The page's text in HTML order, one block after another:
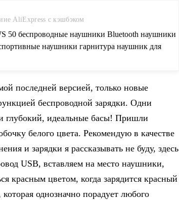
AliExpress с кэшбэком
50 беспроводные наушники Bluetooth наушники
наушники гарнитура наушник для
последней версией, только новые
беспроводной зарядки. Одни
идеальные басы! Пришли
белого цвета. Рекомендую в качестве
и зарядки я рассказывать не буду, здесь
USB, вставляем на место наушники,
красным цветом, когда зарядится красный
однозначно порадует любого